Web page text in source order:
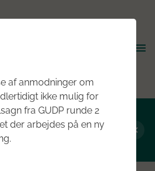
2, 2026 er nu åben - læs
her
af anmodninger om
ikke mulig for
fra GUDP runde 2
der arbejdes på en ny